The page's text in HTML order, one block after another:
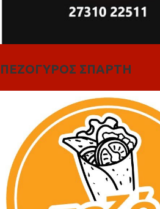
ΠΕΖΟΓΥΡΟΣ ΣΠΑΡΤΗ